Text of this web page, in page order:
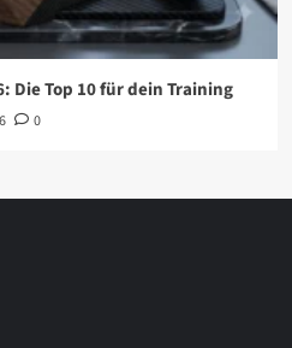
Die Top 10 für dein Training
0